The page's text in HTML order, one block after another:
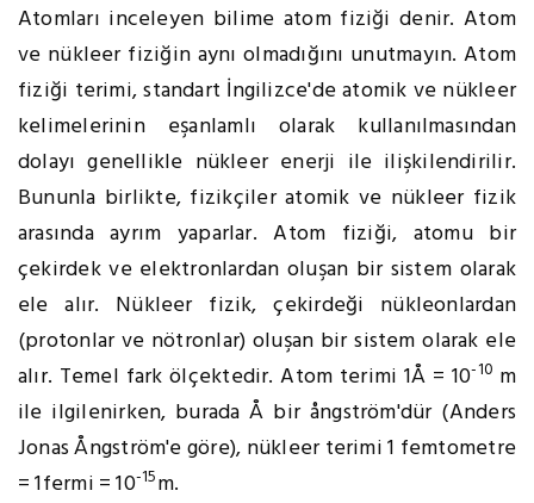
Atomları inceleyen bilime atom fiziği denir. Atom
ve nükleer fiziğin aynı olmadığını unutmayın. Atom
fiziği terimi, standart İngilizce'de atomik ve nükleer
kelimelerinin eşanlamlı olarak kullanılmasından
dolayı genellikle nükleer enerji ile ilişkilendirilir.
Bununla birlikte, fizikçiler atomik ve nükleer fizik
arasında ayrım yaparlar. Atom fiziği, atomu bir
çekirdek ve elektronlardan oluşan bir sistem olarak
ele alır. Nükleer fizik, çekirdeği nükleonlardan
(protonlar ve nötronlar) oluşan bir sistem olarak ele
alır. Temel fark ölçektedir. Atom terimi 1Å = 10-10 m
ile ilgilenirken, burada Å bir ångström'dür (Anders
Jonas Ångström'e göre), nükleer terimi 1 femtometre
= 1fermi = 10-15m.